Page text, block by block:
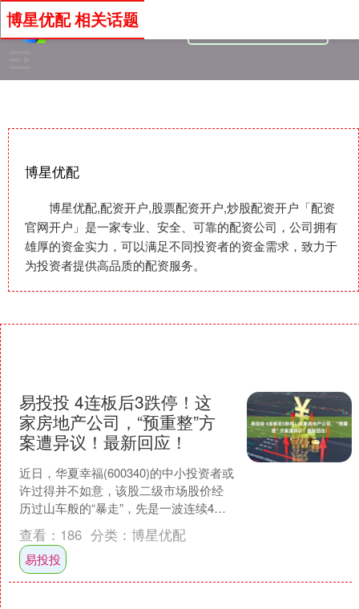
博星优配
博星优配,配资开户,股票配资开户,炒股配资开户「配资
官网开户」是一家专业、安全、可靠的配资公司，公司拥有
雄厚的资金实力，可以满足不同投资者的资金需求，致力于
为投资者提供高品质的配资服务。
博星优配 相关话题
易投投 4连板后3跌停！这
家房地产公司，“预重整”方
案遭异议！最新回应！
近日，华夏幸福(600340)的中小投资者或
许过得并不如意，该股二级市场股价经
历过山车般的“暴走”，先是一波连续4个
交易日的涨停，紧接着又遭遇近3个交易
日的跌停....
查看： 186 分类： 博星优配
易投投